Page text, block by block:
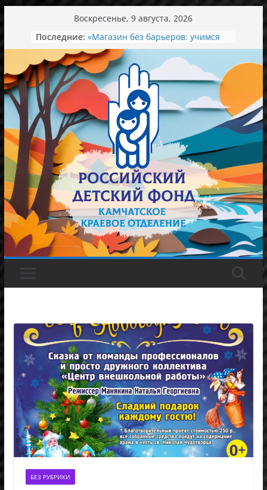
содержимому
Воскресенье, 9 августа, 2026
Последние: «Магазин без барьеров: учимся
понимать и договариваться»
День семьи, любви и верности
Экскурсия в мир красоты
Ароматный зеленый вкус лета.
Концерт в колледже искусств
БЕЗ РУБРИКИ